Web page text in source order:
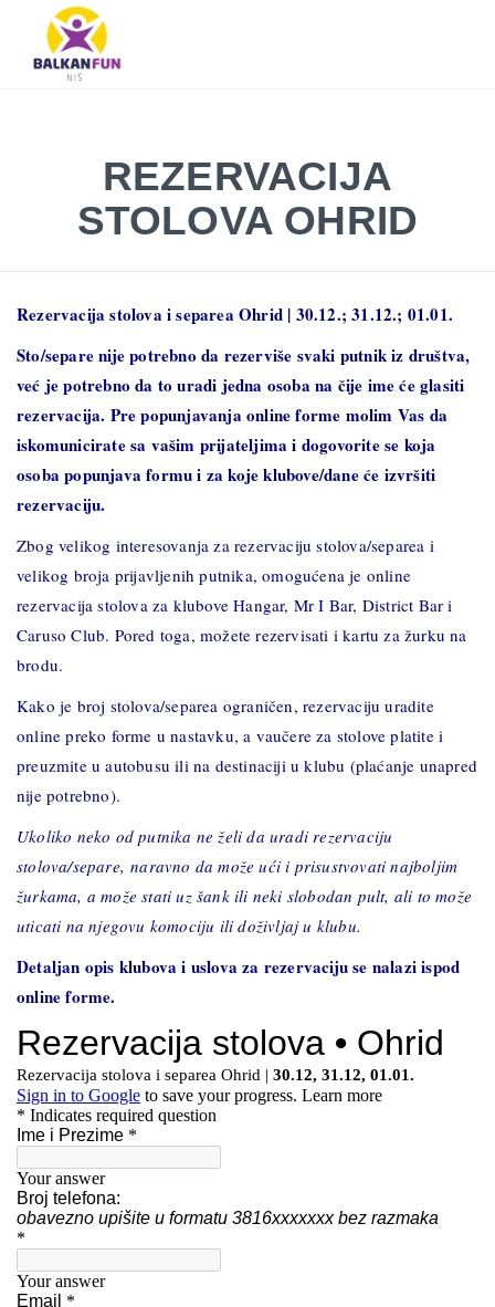
Travel
DESTINACIJE
KONTAKTIRAJTE
INFO
REZERVACIJA
STOLOVA OHRID
Rezervacija stolova i separea Ohrid | 30.12.; 31.12.; 01.01.
Sto/separe nije potrebno da rezerviše svaki putnik iz društva,
već je potrebno da to uradi jedna osoba na čije ime će glasiti
rezervacija. Pre popunjavanja online forme molim Vas da
iskomunicirate sa vašim prijateljima i dogovorite se koja
osoba popunjava formu i za koje klubove/dane će izvršiti
rezervaciju.
Zbog velikog interesovanja za rezervaciju stolova/separea i
velikog broja prijavljenih putnika, omogućena je online
rezervacija stolova za klubove Hangar, Mr I Bar, District Bar i
Caruso Club. Pored toga, možete rezervisati i kartu za žurku na
brodu.
Kako je broj stolova/separea ograničen, rezervaciju uradite
online preko forme u nastavku, a vaučere za stolove platite i
preuzmite u autobusu ili na destinaciji u klubu (plaćanje unapred
nije potrebno).
Ukoliko neko od putnika ne želi da uradi rezervaciju
stolova/separe, naravno da može ući i prisustvovati najboljim
žurkama, a može stati uz šank ili neki slobodan pult, ali to može
uticati na njegovu komociju ili doživljaj u klubu.
Detaljan opis klubova i uslova za rezervaciju se nalazi ispod
online forme.